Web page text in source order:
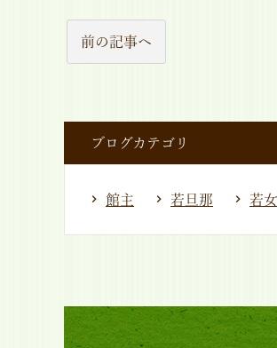
前の記事へ
ブログカテゴリ
館主 若旦那 若